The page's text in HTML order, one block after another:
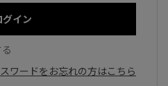
ワードをお忘れの方はこちら